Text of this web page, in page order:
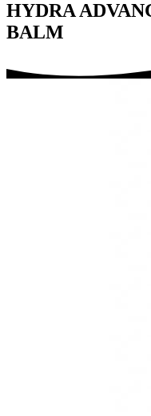
HYDRA
BALM